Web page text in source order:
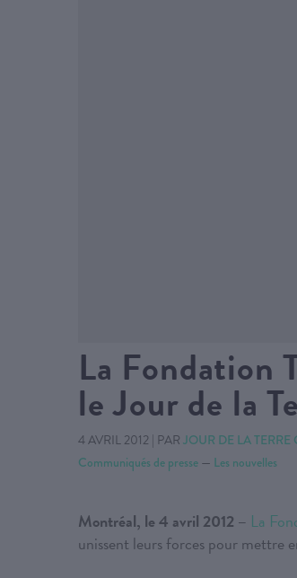
La Fondation
le Jour de la
4 AVRIL 2012 | PAR JOUR DE LA
Communiqués de presse — Les nouvelles
Montréal, le 4 avril 2012 – La
unissent leurs forces pour mettre